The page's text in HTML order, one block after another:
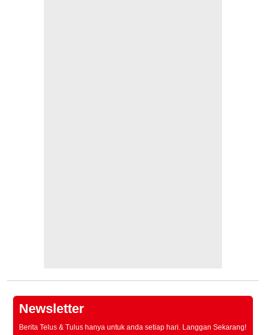
Newsletter
Berita Telus & Tulus hanya untuk anda setiap hari. Langgan Sekarang!